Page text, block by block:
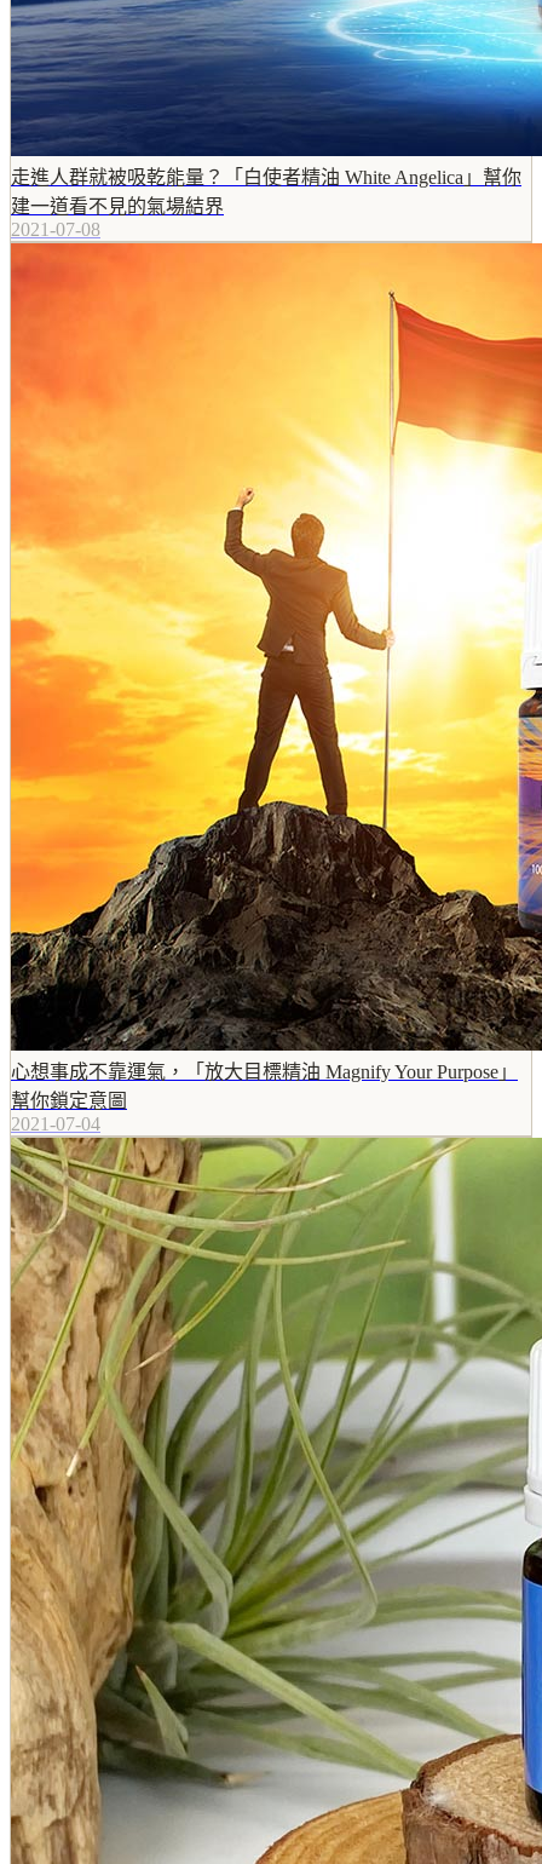
走進人群就被吸乾能量？「白使者精油 White Angelica」幫你
建一道看不見的氣場結界
2021-07-08
心想事成不靠運氣，「放大目標精油 Magnify Your Purpose」
幫你鎖定意圖
2021-07-04